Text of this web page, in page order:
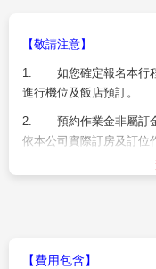
【敬請注意】
1.
如您確定報名本行
進行機位及飯店預訂。
2.
預約作業金非屬訂
依本公司實際訂房及訂位
本預約作業金非
預約費用，不負擔保確
導致行程無法成行，則
員與您進行接續的報名
【費用包含】